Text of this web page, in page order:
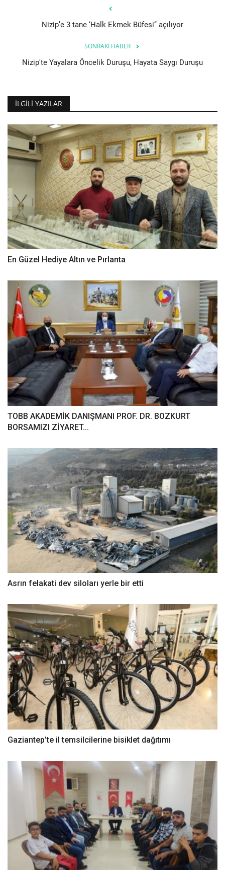
Nizip’e 3 tane ‘Halk Ekmek Büfesi’’ açılıyor
SONRAKI HABER
Nizip'te Yayalara Öncelik Duruşu, Hayata Saygı Duruşu
İLGILI YAZILAR
En Güzel Hediye Altın ve Pırlanta
TOBB AKADEMİK DANIŞMANI PROF. DR. BOZKURT
BORSAMIZI ZİYARET...
Asrın felakati dev siloları yerle bir etti
Gaziantep’te il temsilcilerine bisiklet dağıtımı